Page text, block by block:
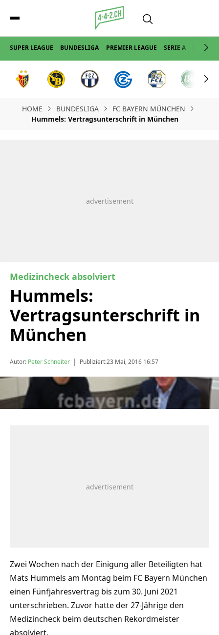
SUPER LEAGUE BUNDESLIGA PREMIER LEAGUE SERIE A LA LIGA
HOME BUNDESLIGA
FC BAYERN MÜNCHEN
Hummels: Vertragsunterschrift in München
Medizincheck absolviert
Hummels:
Vertragsunterschrift in
München
Autor: Peter Schneiter | Publiziert:23 Mai, 2016 16:57
Zwei Wochen nach der Einigung aller Beteiligten hat
Mats Hummels am Montag beim FC Bayern München
einen Fünfjahresvertrag bis zum 30. Juni 2021
unterschrieben. Zuvor hatte der 27-Jährige den
Medizincheck beim deutschen Rekordmeister
absolviert.